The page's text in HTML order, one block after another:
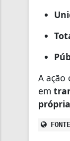
A
em
própria